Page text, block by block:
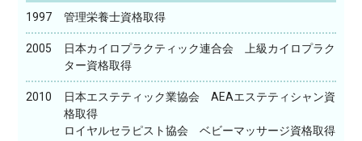
1997 管理栄養士資格取得
2005
日本カイロプラクティック連合会 上級カイロプラク
ター資格取得
2010
日本エステティック業協会 AEAエステティシャン資
格取得
ロイヤルセラピスト協会 ベビーマッサージ資格取得